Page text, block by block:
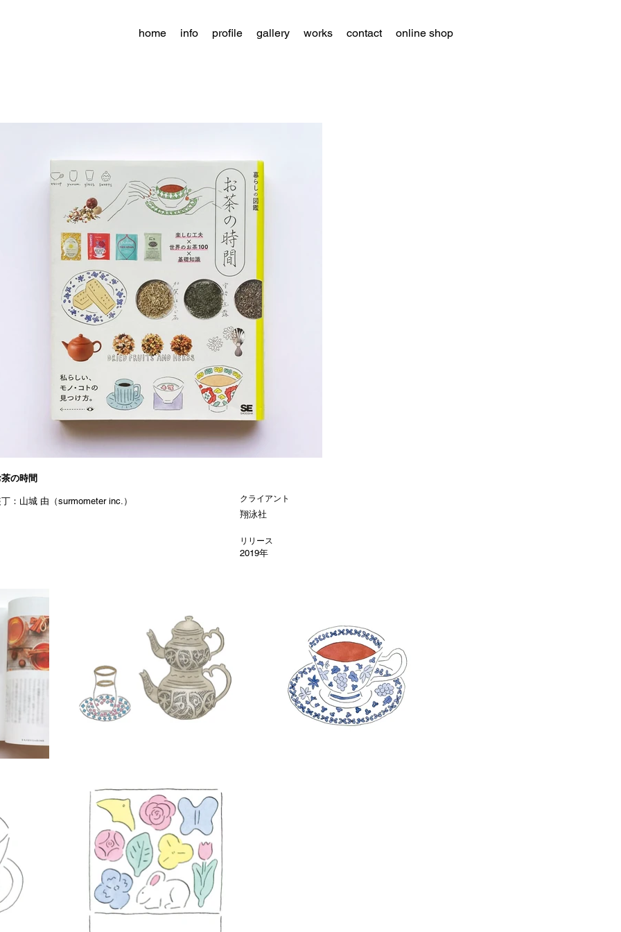
home info profile gallery works contact online shop
の時間
：山城 由（surmometer inc.） クライアント
翔泳社
リリース
2019年